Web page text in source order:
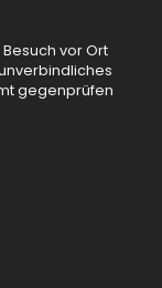
vor Ort
gegenprüfen